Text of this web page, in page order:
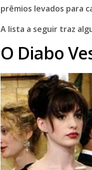
prêmios levados para
A lista a seguir traz
O Diabo